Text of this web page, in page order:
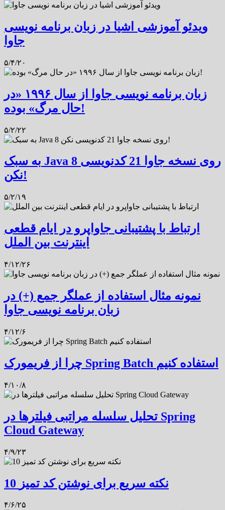
ویدئو آموزشی اشیا در زبان برنامه نویسی
جاوا
۵/۴/۲۰
زبان برنامه نویسی جاوا از سال ۱۹۹۶ «در
حال مرگ» بوده!
۵/۲/۲۲
به سبک Java 8 روی نسخه جاوا 21 کدنویسی
نکن!
۵/۲/۱۹
ارتباط با پشتیبانی جاواپرو در ایام قطعی
اینترنت بین الملل
۴/۱۲/۲۶
نمونه مثال استفاده از عملگر جمع (+) در
زبان برنامه نویسی جاوا
۴/۱۲/۶
چرا از فریمورک Spring Batch استفاده کنیم
۴/۱۰/۸
تحلیل سلسله مراتبی فیلترها در Spring
Cloud Gateway
۴/۹/۲۳
10 نکته سریع برای نوشتن کد تمیز
۴/۶/۲۵